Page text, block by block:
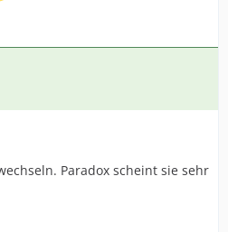
Paradox scheint sie sehr